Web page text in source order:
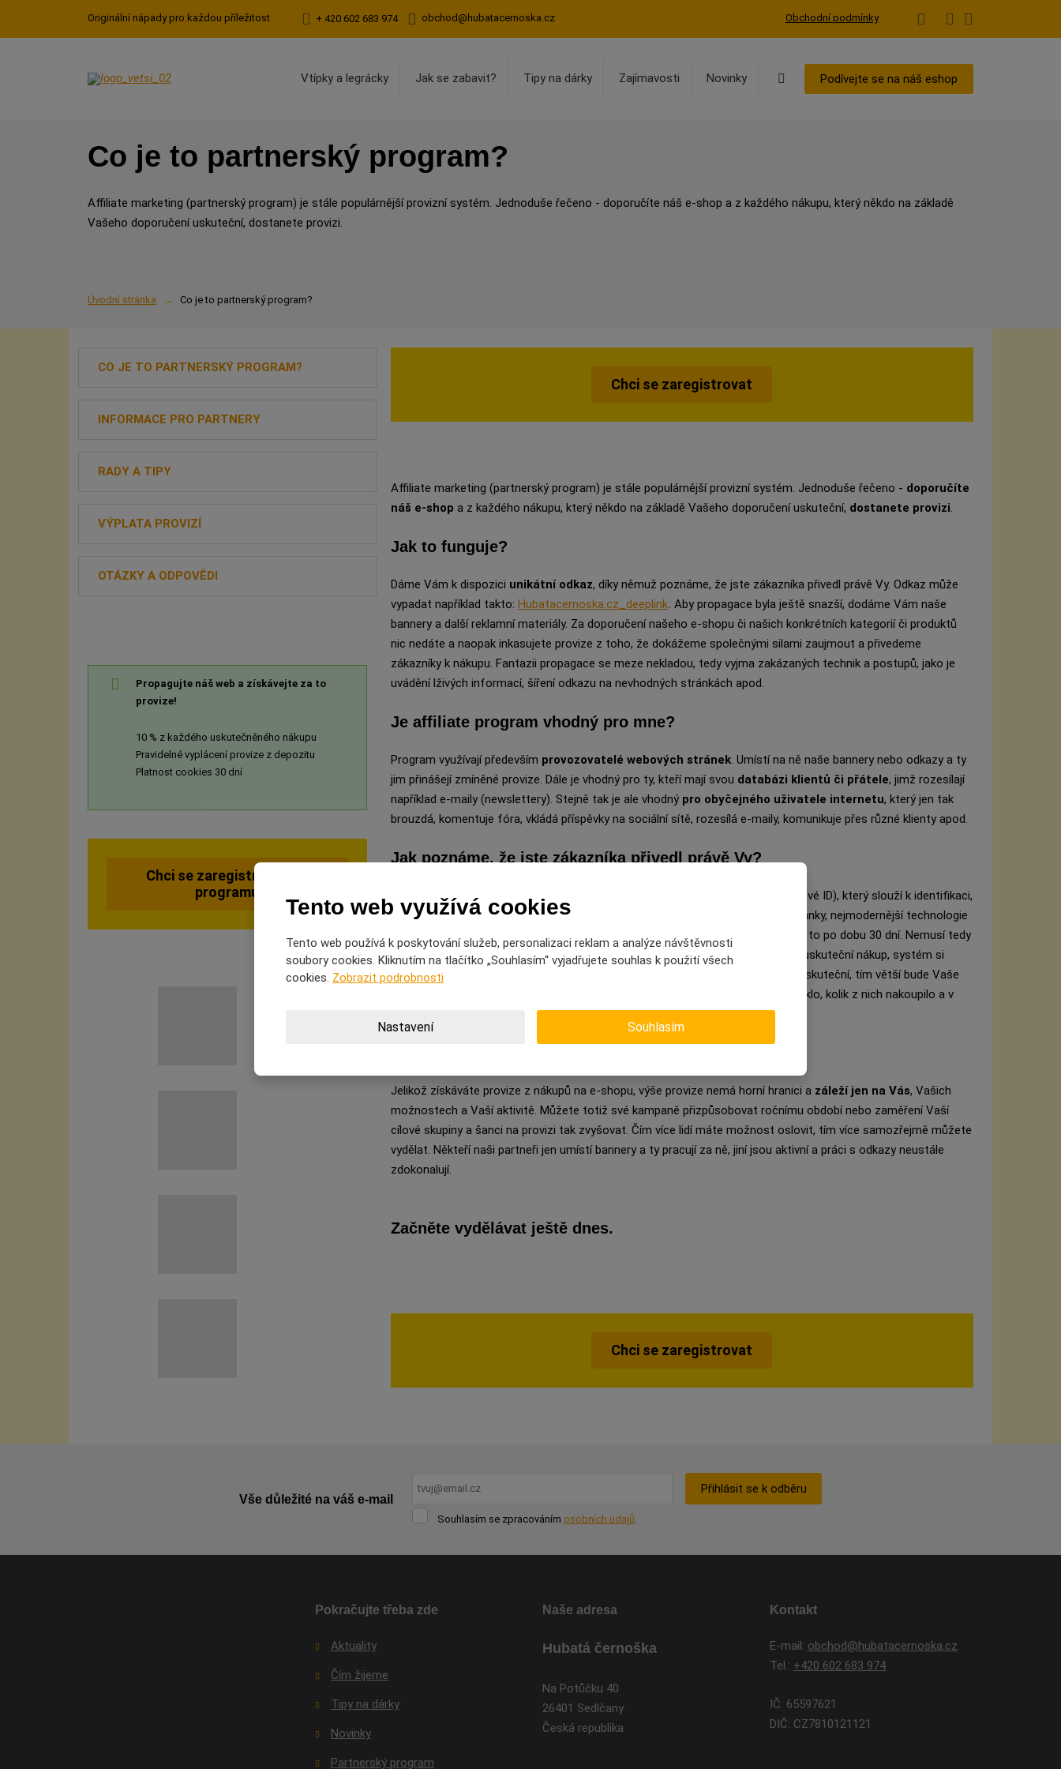
Originální nápady pro každou příležitost + 420 602 683 974 obchod@hubatacernoska.cz Obchodní podmínky
Vtípky a legrácky Jak se zabavit? Tipy na dárky Zajímavosti Novinky VyhledáváníPodívejte se na náš eshop
Co je to partnerský program?
Affiliate marketing (partnerský program) je stále populárnější provizní systém. Jednoduše řečeno - doporučíte náš e-shop a z každého nákupu, který někdo na základě
Vašeho doporučení uskuteční, dostanete provizi.
Úvodní stránka Co je to partnerský program?
CO JE TO PARTNERSKÝ PROGRAM?
INFORMACE PRO PARTNERY
RADY A TIPY
VÝPLATA PROVIZÍ
OTÁZKY A ODPOVĚDI
Propagujte náš web a získávejte za to
provize!
10 % z každého uskutečněného nákupu
Pravidelné vyplácení provize z depozitu
Platnost cookies 30 dní
Chci se zaregistrovat do
programu
Chci se zaregistrovat
Affiliate marketing (partnerský program) je stále populárnější provizní systém. Jednoduše řečeno - doporučíte
náš e-shop a z každého nákupu, který někdo na základě Vašeho doporučení uskuteční, dostanete provizi.
Jak to funguje?
Dáme Vám k dispozici unikátní odkaz, díky němuž poznáme, že jste zákazníka přivedl právě Vy. Odkaz může
vypadat například takto: Hubatacernoska.cz_deeplink. Aby propagace byla ještě snazší, dodáme Vám naše
bannery a další reklamní materiály. Za doporučení našeho e-shopu či našich konkrétních kategorií či produktů
nic nedáte a naopak inkasujete provize z toho, že dokážeme společnými silami zaujmout a přivedeme
zákazníky k nákupu. Fantazii propagace se meze nekladou, tedy vyjma zakázaných technik a postupů, jako je
uvádění lživých informací, šíření odkazu na nevhodných stránkách apod.
Je affiliate program vhodný pro mne?
Program využívají především provozovatelé webových stránek. Umístí na ně naše bannery nebo odkazy a ty
jim přinášejí zmíněné provize. Dále je vhodný pro ty, kteří mají svou databázi klientů či přátele, jimž rozesílají
například e-maily (newslettery). Stejně tak je ale vhodný pro obyčejného uživatele internetu, který jen tak
brouzdá, komentuje fóra, vkládá příspěvky na sociální sítě, rozesílá e-maily, komunikuje přes různé klienty apod.
Jak poznáme, že jste zákazníka přivedl právě Vy?
Každý partner, který vstoupí do affiliate programu, dostane svůj
(své ID), který slouží k identifikaci,
odkud zákazník přišel. Jakmile někdo vstoupí přes tento Váš odkaz na naše stránky, nejmodernější technologie
S2S trackingu zaznamená tohoto návštěvníka i v případě že má vyplé cookies a to po dobu 30 dní. Nemusí tedy
nakoupit ihned, ale klidně se může na stránky vrátit třeba za dva týdny. Jakmile uskuteční nákup, systém si
pamatuje, že je to právě díky Vašemu odkazu. Čím větší nákup tento zákazník uskuteční, tím větší bude Vaše
provize. K těmto údajům budete mít navíc přístup a uvidíte, kolik lidí odkaz prokliklo, kolik z nich nakoupilo a v
Jelikož získáváte provize z nákupů na e-shopu, výše provize nemá horní hranici a záleží jen na Vás, Vašich
možnostech a Vaší aktivitě. Můžete totiž své kampaně přizpůsobovat ročnímu období nebo zaměření Vaší
cílové skupiny a šanci na provizi tak zvyšovat. Čím více lidí máte možnost oslovit, tím více samozřejmě můžete
vydělat. Někteří naši partneři jen umístí bannery a ty pracují za ně, jiní jsou aktivní a práci s odkazy neustále
zdokonalují.
Začněte vydělávat ještě dnes.
Chci se zaregistrovat
Vše důležité na váš e-mail
Souhlasím
osobních
Souhlasím se zpracováním osobních údajů
Přihlásit se k odběru
odeslat.
Pokračujte třeba zde
Aktuality
Čím žijeme
Tipy na dárky
Novinky
Partnerský program
Naše adresa
Hubatá černoška
Na Potůčku 40
26401 Sedlčany
Česká republika
Kontakt
E-mail: obchod@hubatacernoska.cz
Tel.: +420 602 683 974
IČ: 65597621
DIČ: CZ7810121121
Tento web využívá cookies
Tento web používá k poskytování služeb, personalizaci reklam a analýze návštěvnosti
soubory cookies. Kliknutím na tlačítko „Souhlasím“ vyjadřujete souhlas k použití všech
cookies. Zobrazit podrobnosti
Nastavení Souhlasím